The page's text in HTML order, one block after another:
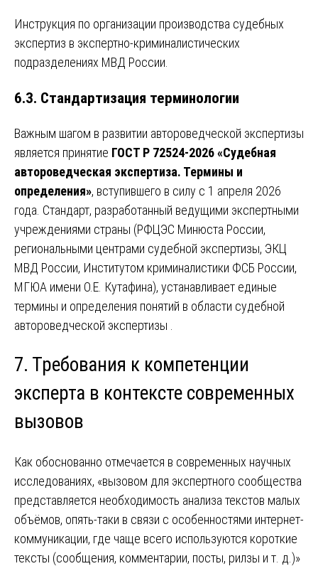
Инструкция по организации производства судебных
экспертиз в экспертно-криминалистических
подразделениях МВД России.
6.3. Стандартизация терминологии
Важным шагом в развитии автороведческой экспертизы
является принятие ГОСТ Р 72524-2026 «Судебная
автороведческая экспертиза. Термины и
определения», вступившего в силу с 1 апреля 2026
года. Стандарт, разработанный ведущими экспертными
учреждениями страны (РФЦЭС Минюста России,
региональными центрами судебной экспертизы, ЭКЦ
МВД России, Институтом криминалистики ФСБ России,
МГЮА имени О.Е. Кутафина), устанавливает единые
термины и определения понятий в области судебной
автороведческой экспертизы .
7. Требования к компетенции
эксперта в контексте современных
вызовов
Как обоснованно отмечается в современных научных
исследованиях, «вызовом для экспертного сообщества
представляется необходимость анализа текстов малых
объёмов, опять-таки в связи с особенностями интернет-
коммуникации, где чаще всего используются короткие
тексты (сообщения, комментарии, посты, рилзы и т. д.)»